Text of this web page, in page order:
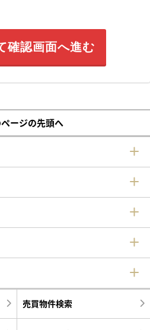
確認画面へ進む
ージの先頭へ
売買物件検索